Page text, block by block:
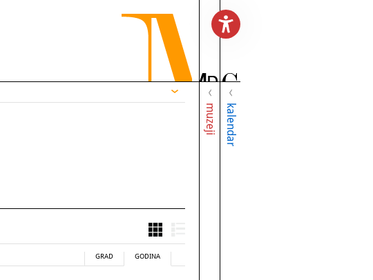
muzeji kalendar
GRAD GODINA